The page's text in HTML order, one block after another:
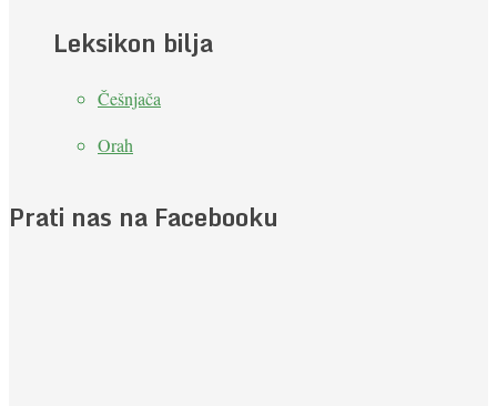
Leksikon bilja
Češnjača
Orah
Prati nas na Facebooku